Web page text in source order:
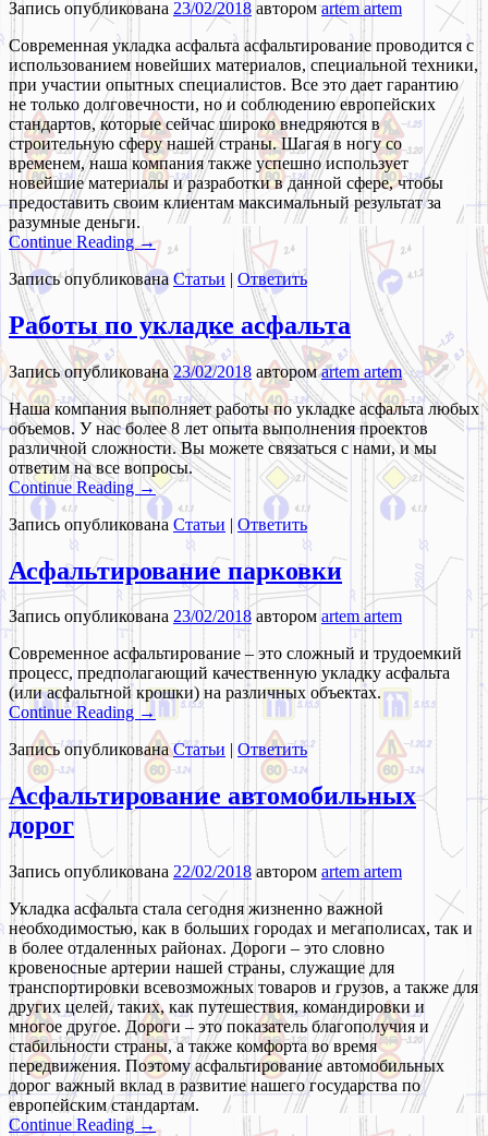
Запись опубликована 23/02/2018 авторомartem artem
Современная укладка асфальта асфальтирование проводится с
использованием новейших материалов, специальной техники,
при участии опытных специалистов. Все это дает гарантию
не только долговечности, но и соблюдению европейских
стандартов, которые сейчас широко внедряются в
строительную сферу нашей страны. Шагая в ногу со
временем, наша компания также успешно использует
новейшие материалы и разработки в данной сфере, чтобы
предоставить своим клиентам максимальный результат за
разумные деньги.
Continue Reading →
Запись опубликованаСтатьи | Ответить
Работы по укладке асфальта
Запись опубликована23/02/2018 авторомartem artem
Наша компания выполняет работы по укладке асфальта любых
объемов. У нас более 8 лет опыта выполнения проектов
различной сложности. Вы можете связаться с нами, и мы
ответим на все вопросы.
Continue Reading →
Запись опубликована Статьи | Ответить
Асфальтирование парковки
Запись опубликована 23/02/2018 автором artem artem
Современное асфальтирование – это сложный и трудоемкий
процесс, предполагающий качественную укладку асфальта
(или асфальтной крошки) на различных объектах.
Continue Reading →
Запись опубликованаСтатьи Ответить
Асфальтирование автомобильных
дорог
Запись опубликована 22/02/2018 автором artem artem
Укладка асфальта стала сегодня жизненно важной
необходимостью, как в больших городах и мегаполисах, так и
в более отдаленных районах. Дороги – это словно
кровеносные артерии нашей страны, служащие для
транспортировки всевозможных товаров и грузов, а также для
других целей, таких, как путешествия, командировки и
многое другое. Дороги – это показатель благополучия и
стабильности страны, а также комфорта во время
передвижения. Поэтому асфальтирование автомобильных
дорог важный вклад в развитие нашего государства по
европейским стандартам.
Continue Reading →